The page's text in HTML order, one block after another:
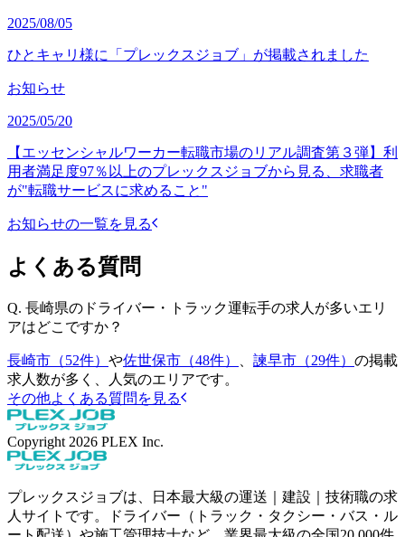
2025/08/05
ひとキャリ様に「プレックスジョブ」が掲載されました
お知らせ
2025/05/20
【エッセンシャルワーカー転職市場のリアル調査第３弾】利
用者満足度97％以上のプレックスジョブから見る、求職者
が"転職サービスに求めること"
お知らせの一覧を見る
よくある質問
Q. 長崎県のドライバー・トラック運転手の求人が多いエリ
アはどこですか？
長崎市（52件） や佐世保市（48件） 諫早市（29件） の掲載
求人数が多く、人気のエリアです。
その他よくある質問を見る
Copyright 2026 PLEX Inc.
プレックスジョブは、日本最大級の運送｜建設｜技術職の求
人サイトです。ドライバー（トラック・タクシー・バス・ル